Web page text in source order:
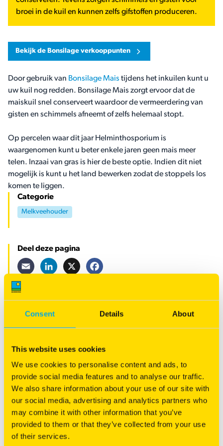
Consent Details About
This website uses cookies
We use cookies to personalise content and ads, to
provide social media features and to analyse our traffic.
We also share information about your use of our site with
our social media, advertising and analytics partners who
may combine it with other information that you’ve
provided to them or that they’ve collected from your use
of their services.
broei in de kuil en kunnen zelfs gifstoffen produceren.
Bekijk de Bonsilage verkooppunten
Door gebruik van Bonsilage Mais tijdens het inkuilen kunt u
uw kuil nog redden. Bonsilage Mais zorgt ervoor dat de
maiskuil snel conserveert waardoor de vermeerdering van
gisten en schimmels afneemt of zelfs helemaal stopt.
Op percelen waar dit jaar Helminthosporium is
waargenomen kunt u beter enkele jaren geen mais meer
telen. Inzaai van gras is hier de beste optie. Indien dit niet
mogelijk is kunt u het land bewerken zodat de stoppels los
komen te liggen.
Categorie
Melkveehouder
Deel deze pagina
Email LinkedIn
Gerelateerde artikelen